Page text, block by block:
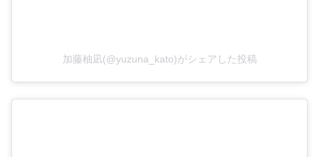
加藤柚凪(@yuzuna_kato)がシェアした投稿